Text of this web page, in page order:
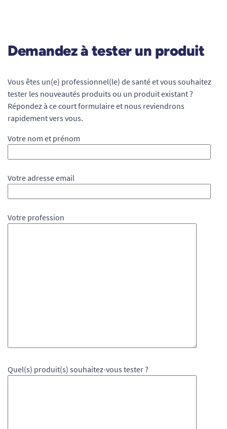
Demandez à tester un produit
Vous êtes un(e) professionnel(le) de santé et vous souhaitez
tester les nouveautés produits ou un produit existant ?
Répondez à ce court formulaire et nous reviendrons
rapidement vers vous.
Votre nom et prénom
Votre adresse email
Votre profession
Quel(s) produit(s) souhaitez-vous tester ?